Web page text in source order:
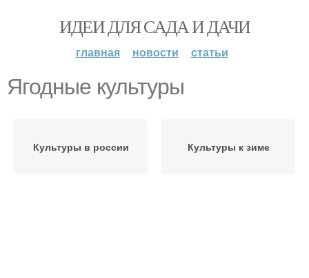
ИДЕИ ДЛЯ САДА И ДАЧИ
главная новости статьи
Ягодные культуры
Культуры в россии Культуры к зиме